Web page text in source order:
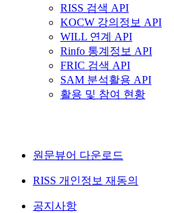
RISS 검색 API
KOCW 강의정보 API
WILL 연계 API
Rinfo 통계정보 API
FRIC 검색 API
SAM 분석활용 API
활용 및 참여 현황
원문뷰어 다운로드
RISS 개인정보 재동의
공지사항